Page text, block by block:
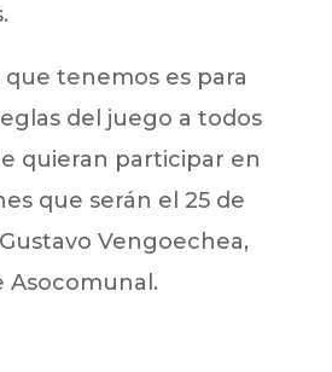
que tenemos es para
del juego a todos
quieran participar en
que serán el 25 de
Vengoechea,
Asocomunal.